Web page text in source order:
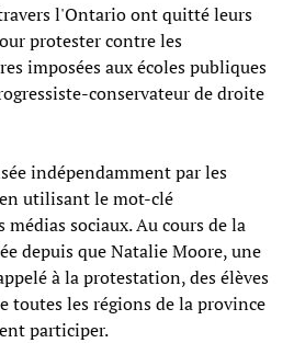
l'Ontario ont quitté leurs
protester contre les
imposées aux écoles publiques
conservateur de droite
indépendamment par les
utilisant le mot-clé
médias sociaux. Au cours de la
depuis que Natalie Moore, une
à la protestation, des élèves
toutes les régions de la province
participer.